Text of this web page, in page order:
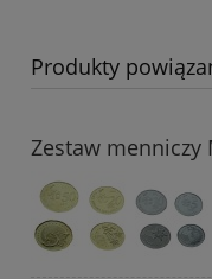
Produkty
Zestaw menniczy